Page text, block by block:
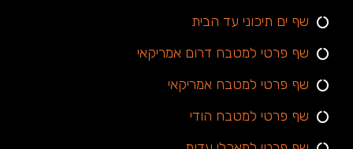
שף ים תיכוני עד הבית
שף פרטי למטבח דרום אמריקאי
שף פרטי למטבח אמריקאי
שף פרטי למטבח הודי